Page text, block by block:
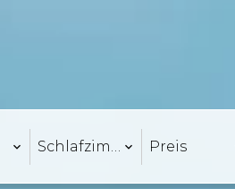
Preis